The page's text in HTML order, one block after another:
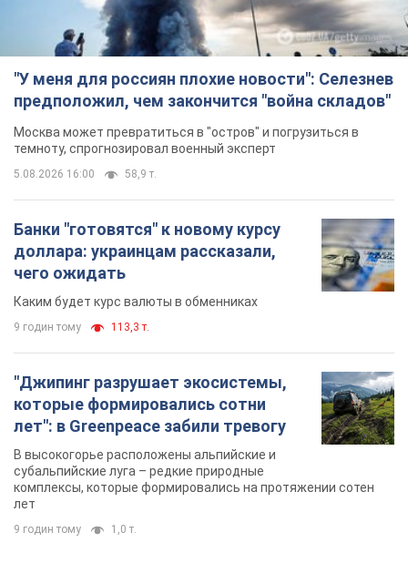
"У меня для россиян плохие новости": Селезнев
предположил, чем закончится "война складов"
Москва может превратиться в "остров" и погрузиться в
темноту, спрогнозировал военный эксперт
5.08.2026 16:00 58,9 т.
Банки "готовятся" к новому курсу
доллара: украинцам рассказали,
чего ожидать
Каким будет курс валюты в обменниках
9 годин тому 113,3 т.
"Джипинг разрушает экосистемы,
которые формировались сотни
лет": в Greenpeace забили тревогу
В высокогорье расположены альпийские и
субальпийские луга – редкие природные
комплексы, которые формировались на протяжении сотен
лет
9 годин тому 1,0 т.